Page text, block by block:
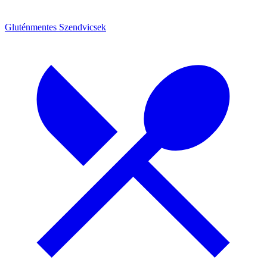
Gluténmentes Szendvicsek